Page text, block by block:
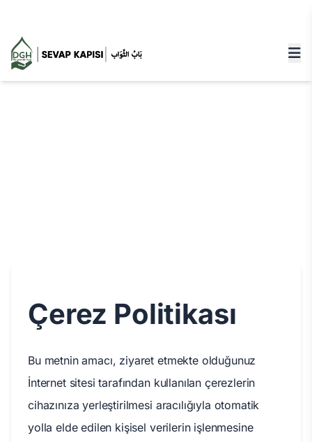
Çerez Politikası
Bu metnin amacı, ziyaret etmekte olduğunuz
İnternet sitesi tarafından kullanılan çerezlerin
cihazınıza yerleştirilmesi aracılığıyla otomatik
yolla elde edilen kişisel verilerin işlenmesine